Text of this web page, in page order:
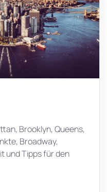
Brooklyn, Queens,
Broadway,
und Tipps für den